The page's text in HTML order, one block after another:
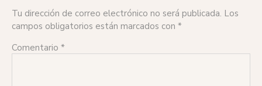
Tu dirección de correo electrónico no será publicada. Los
campos obligatorios están marcados con *
Comentario *